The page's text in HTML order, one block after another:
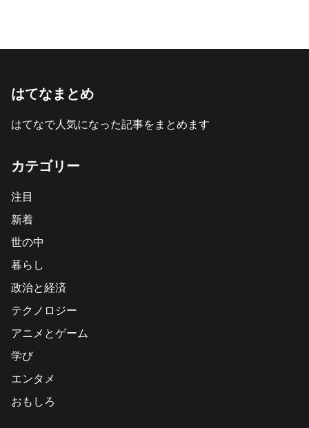
はてなまとめ
はてなで人気になった記事をまとめます
カテゴリー
注目
新着
世の中
暮らし
政治と経済
テクノロジー
アニメとゲーム
学び
エンタメ
おもしろ